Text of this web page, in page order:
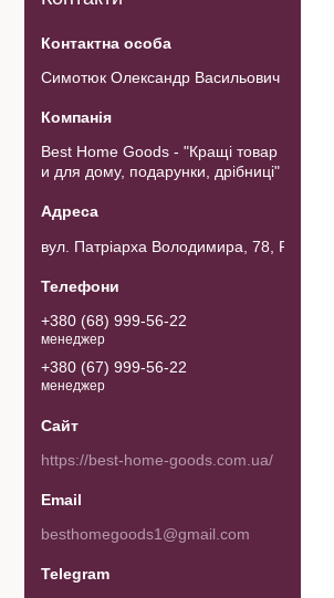
Симотюк Олександр Васильович
Best Home Goods - "Кращі товар
и для дому, подарунки, дрібниці"
вул. Патріарха Володимира, 78, Рожнов,
+380 (68) 999-56-22
менеджер
+380 (67) 999-56-22
менеджер
https://best-home-goods.com.ua/
besthomegoods1@gmail.com